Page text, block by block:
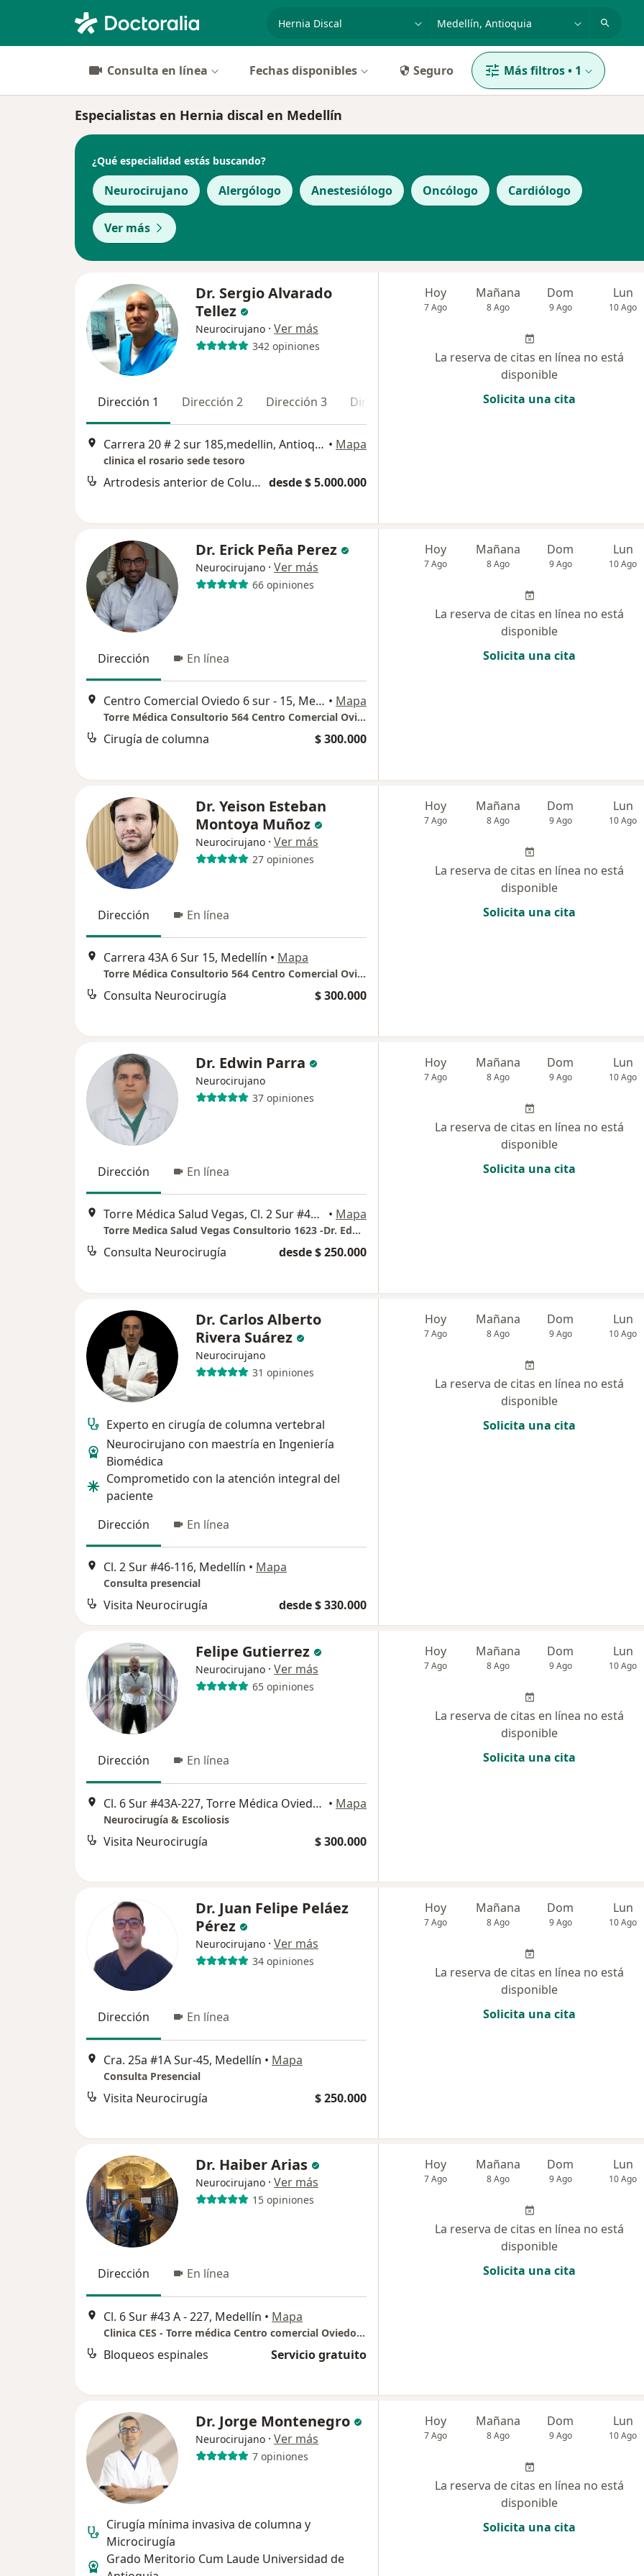
p. ej. Bogotá
Consulta en línea Fechas disponibles Seguro Más filtros• 1
Especialistas en Hernia discal en Medellín
¿Qué especialidad estás buscando?
Neurocirujano Alergólogo Anestesiólogo Oncólogo Cardiólogo
Ver más
Dr. Sergio Alvarado
Tellez
Neurocirujano · Ver más
342 opiniones
Dirección 1 Dirección 2 Dirección 3 Dirección 4 Dirección 5 En línea
Carrera 20 # 2 sur 185,medellin, Antioquia, Colombia • Mapa
clinica el rosario sede tesoro
Artrodesis anterior de Columna desde $ 5.000.000
Hoy
7 Ago
Mañana
8 Ago
Dom
9 Ago
Lun
10 Ago
La reserva de citas en línea no está
disponible
Solicita una cita
Dr. Erick Peña Perez
Neurocirujano · Ver más
66 opiniones
Dirección En línea
Centro Comercial Oviedo 6 sur - 15, Medellín • Mapa
Torre Médica Consultorio 564 Centro Comercial Oviedo
Cirugía de columna $ 300.000
Hoy
7 Ago
Mañana
8 Ago
Dom
9 Ago
Lun
10 Ago
La reserva de citas en línea no está
disponible
Solicita una cita
Dr. Yeison Esteban
Montoya Muñoz
Neurocirujano · Ver más
27 opiniones
Dirección En línea
Carrera 43A 6 Sur 15, Medellín • Mapa
Torre Médica Consultorio 564 Centro Comercial Oviedo
Consulta Neurocirugía $ 300.000
Hoy
7 Ago
Mañana
8 Ago
Dom
9 Ago
Lun
10 Ago
La reserva de citas en línea no está
disponible
Solicita una cita
Dr. Edwin Parra
Neurocirujano
37 opiniones
Dirección En línea
Torre Médica Salud Vegas, Cl. 2 Sur #46-159 46-219 a, El Poblado, Medellín, El Poblado, Medellín, Antioquia, Medellín • Mapa
Torre Medica Salud Vegas Consultorio 1623 -Dr. Edwin Parra
Consulta Neurocirugía desde $ 250.000
Hoy
7 Ago
Mañana
8 Ago
Dom
9 Ago
Lun
10 Ago
La reserva de citas en línea no está
disponible
Solicita una cita
Dr. Carlos Alberto
Rivera Suárez
Neurocirujano
31 opiniones
Experto en cirugía de columna vertebral
Neurocirujano con maestría en Ingeniería
Biomédica
Comprometido con la atención integral del
paciente
Dirección
En línea
Cl. 2 Sur #46-116, Medellín • Mapa
Consulta presencial
Visita Neurocirugía desde $ 330.000
Hoy
7 Ago
Mañana
8 Ago
Dom
9 Ago
Lun
10 Ago
La reserva de citas en línea no está
disponible
Solicita una cita
Felipe Gutierrez
Neurocirujano · Ver más
65 opiniones
Dirección En línea
Cl. 6 Sur #43A-227, Torre Médica Oviedo,Piso 5, Consultorio 587, Medellín • Mapa
Neurocirugía & Escoliosis
Visita Neurocirugía $ 300.000
Hoy
7 Ago
Mañana
8 Ago
Dom
9 Ago
Lun
10 Ago
La reserva de citas en línea no está
disponible
Solicita una cita
Dr. Juan Felipe Peláez
Pérez
Neurocirujano · Ver más
34 opiniones
Dirección En línea
Cra. 25a #1A Sur-45, Medellín • Mapa
Consulta Presencial
Visita Neurocirugía $ 250.000
Hoy
7 Ago
Mañana
8 Ago
Dom
9 Ago
Lun
10 Ago
La reserva de citas en línea no está
disponible
Solicita una cita
Dr. Haiber Arias
Neurocirujano · Ver más
15 opiniones
Dirección En línea
Cl. 6 Sur #43 A - 227, Medellín • Mapa
Clinica CES - Torre médica Centro comercial Oviedo, piso 4
Bloqueos espinales Servicio gratuito
Hoy
7 Ago
Mañana
8 Ago
Dom
9 Ago
Lun
10 Ago
La reserva de citas en línea no está
disponible
Solicita una cita
Dr. Jorge Montenegro
Neurocirujano · Ver más
7 opiniones
Cirugía mínima invasiva de columna y
Microcirugía
Grado Meritorio Cum Laude Universidad de
Hoy
7 Ago
Mañana
8 Ago
Dom
9 Ago
Lun
10 Ago
La reserva de citas en línea no está
disponible
Solicita una cita